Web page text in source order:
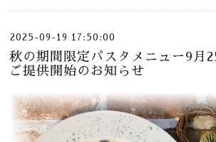
2025-09-19 17:50:00
秋の期間限定パスタメニュー9月
ご提供開始のお知らせ